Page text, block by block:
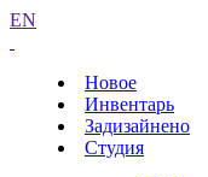
EN
Новое
Инвентарь
Задизайнено
Студия